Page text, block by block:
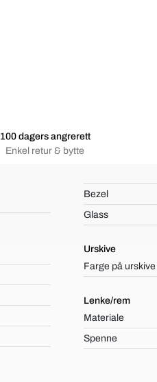
100 dagers angrerett
Enkel retur & bytte
Bezel
Glass
Urskive
Farge på urskive
Lenke/rem
Materiale
Spenne